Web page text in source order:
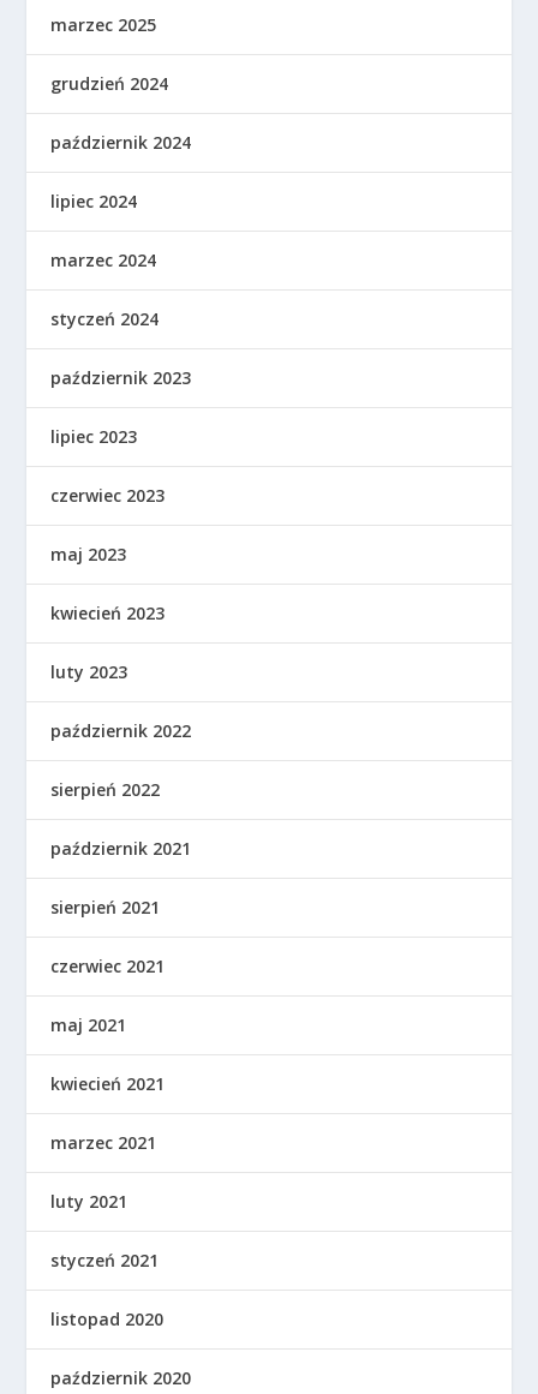
marzec 2025
grudzień 2024
październik 2024
lipiec 2024
marzec 2024
styczeń 2024
październik 2023
lipiec 2023
czerwiec 2023
maj 2023
kwiecień 2023
luty 2023
październik 2022
sierpień 2022
październik 2021
sierpień 2021
czerwiec 2021
maj 2021
kwiecień 2021
marzec 2021
luty 2021
styczeń 2021
listopad 2020
październik 2020